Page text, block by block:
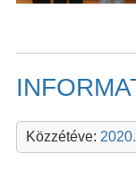
Közzétéve: